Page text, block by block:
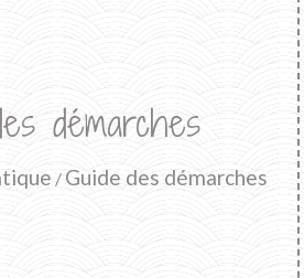
démarches
/ Guide des démarches